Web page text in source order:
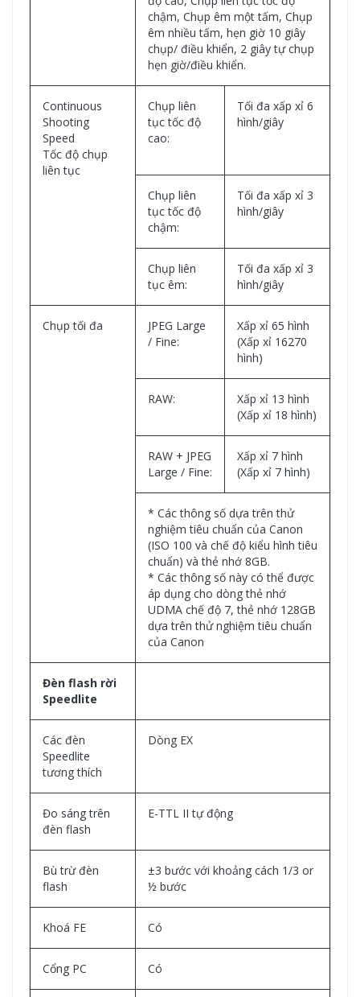
chậm, Chụp êm một tấm, Chụp
êm nhiều tấm, hẹn giờ 10 giây
chụp/ điều khiển, 2 giây tự chụp
hẹn giờ/điều khiển.
Continuous
Shooting
Speed
Tốc độ chụp
liên tục
Chụp liên
tục tốc độ
cao:
Tối đa xấp xỉ 6
hình/giây
Chụp liên
tục tốc độ
chậm:
Tối đa xấp xỉ 3
hình/giây
Chụp liên
tục êm:
Tối đa xấp xỉ 3
hình/giây
Chụp tối đa
JPEG Large
/ Fine:
Xấp xỉ 65 hình
(Xấp xỉ 16270
hình)
RAW:
Xấp xỉ 13 hình
(Xấp xỉ 18 hình)
RAW + JPEG
Large / Fine:
Xấp xỉ 7 hình
(Xấp xỉ 7 hình)
* Các thông số dựa trên thử
nghiệm tiêu chuẩn của Canon
(ISO 100 và chế độ kiểu hình tiêu
chuẩn) và thẻ nhớ 8GB.
* Các thông số này có thể được
áp dụng cho dòng thẻ nhớ
UDMA chế độ 7, thẻ nhớ 128GB
dựa trên thử nghiệm tiêu chuẩn
của Canon
Đèn flash rời
Speedlite
Các đèn
Speedlite
tương thích
Dòng EX
Đo sáng trên
đèn flash
E-TTL II tự động
Bù trừ đèn
flash
±3 bước với khoảng cách 1/3 or
½ bước
Khoá FE Có
Cổng PC Có